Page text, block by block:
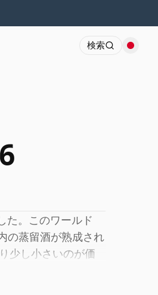
検索
た。このワールド
の蒸留酒が熟成され
少し小さいのが価